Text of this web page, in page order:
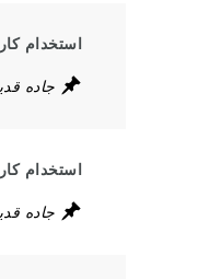
استخدام
جاده
استخدام
جاده